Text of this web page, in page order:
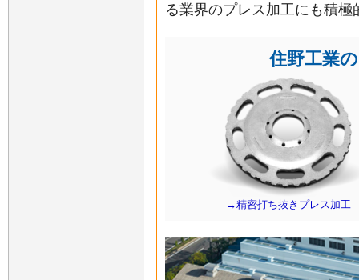
る業界のプレス加工にも積
住野工業
→精密打ち抜きプレス加工